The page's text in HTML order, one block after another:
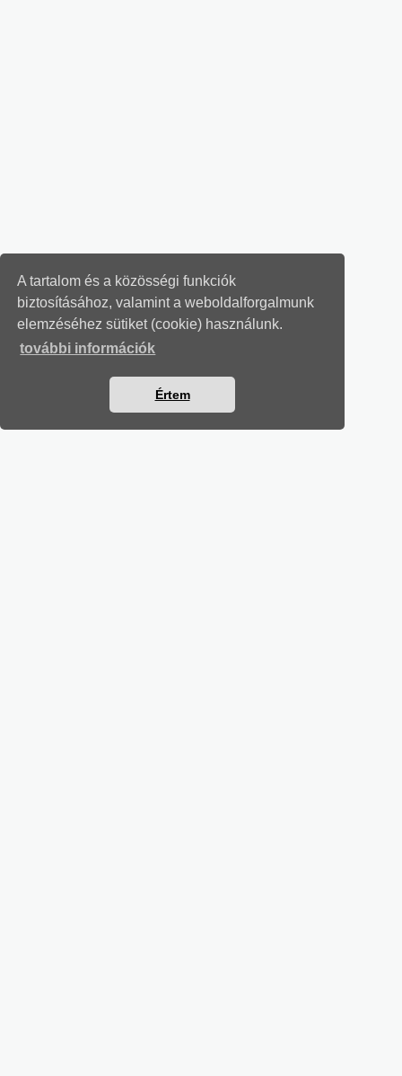
A tartalom és a közösségi funkciók
biztosításához, valamint a weboldalforgalmunk
elemzéséhez sütiket (cookie) használunk.
további információk
Értem